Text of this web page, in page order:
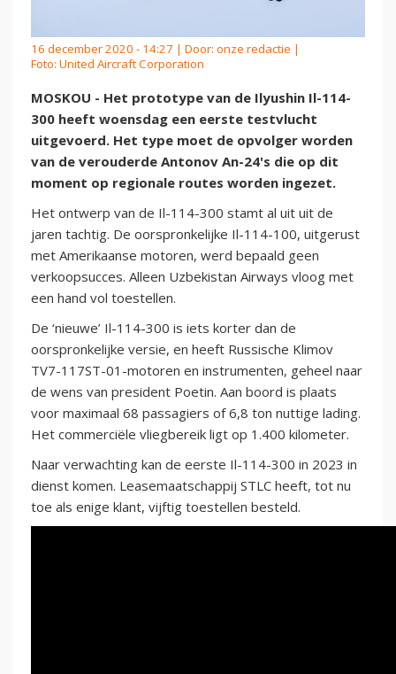
16 december 2020 - 14:27 | Door: onze redactie |
Foto: United Aircraft Corporation
MOSKOU - Het prototype van de Ilyushin Il-114-
300 heeft woensdag een eerste testvlucht
uitgevoerd. Het type moet de opvolger worden
van de verouderde Antonov An-24's die op dit
moment op regionale routes worden ingezet.
Het ontwerp van de Il-114-300 stamt al uit uit de
jaren tachtig. De oorspronkelijke Il-114-100, uitgerust
met Amerikaanse motoren, werd bepaald geen
verkoopsucces. Alleen Uzbekistan Airways vloog met
een hand vol toestellen.
De ‘nieuwe’ Il-114-300 is iets korter dan de
oorspronkelijke versie, en heeft Russische Klimov
TV7-117ST-01-motoren en instrumenten, geheel naar
de wens van president Poetin. Aan boord is plaats
voor maximaal 68 passagiers of 6,8 ton nuttige lading.
Het commerciële vliegbereik ligt op 1.400 kilometer.
Naar verwachting kan de eerste Il-114-300 in 2023 in
dienst komen. Leasemaatschappij STLC heeft, tot nu
toe als enige klant, vijftig toestellen besteld.